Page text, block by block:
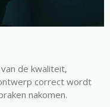
de kwaliteit,
correct wordt
nakomen.